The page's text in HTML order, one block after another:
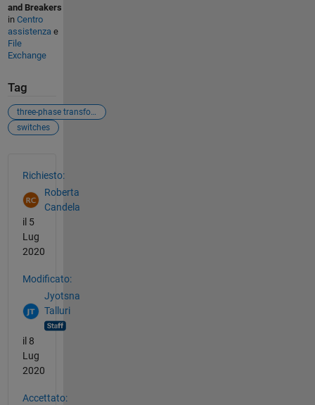
and Breakers
in Centro
assistenzae
File
Exchange
Tag
three-phase transformer
switches
Richiesto:
Roberta
Candela
il 5
Lug
2020
Modificato:
Jyotsna
Talluri
il 8
Lug
2020
Accettato: